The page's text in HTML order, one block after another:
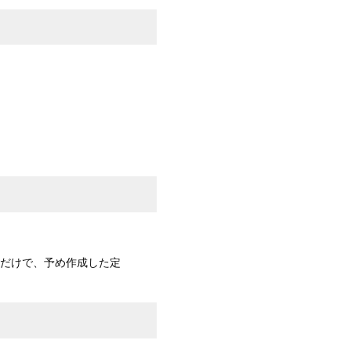
けで、予め作成した定